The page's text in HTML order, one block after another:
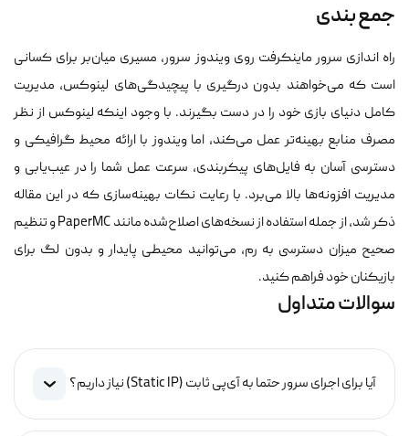
جمع بندی
راه اندازی سرور ماینکرفت روی ویندوز سرور، مسیری میان‌بر برای کسانی
است که می‌خواهند بدون درگیری با پیچیدگی‌های لینوکس، مدیریت
کامل دنیای بازی خود را در دست بگیرند. با وجود اینکه لینوکس از نظر
مصرف منابع بهینه‌تر عمل می‌کند، اما ویندوز با ارائه محیط گرافیکی و
دسترسی آسان به فایل‌های پیکربندی، سرعت عمل شما را در عیب‌یابی و
مدیریت افزونه‌ها بالا می‌برد. با رعایت نکات بهینه‌سازی که در این مقاله
ذکر شد، از جمله استفاده از نسخه‌های اصلاح‌شده مانند PaperMC و تنظیم
صحیح میزان دسترسی به رم، می‌توانید محیطی پایدار و بدون لگ برای
بازیکنان خود فراهم کنید.
سوالات متداول
آیا برای اجرای سرور حتما به آی‌پی ثابت (Static IP) نیاز داریم؟